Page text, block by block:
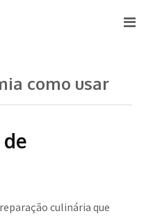
como usar
culinária que